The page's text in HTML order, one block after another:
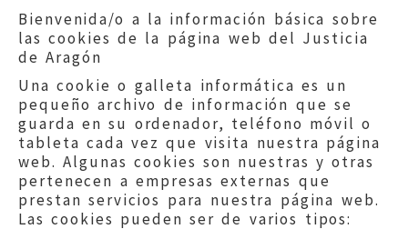
Bienvenida/o a la información básica sobre
las cookies de la página web del Justicia
de Aragón
Una cookie o galleta informática es un
pequeño archivo de información que se
guarda en su ordenador, teléfono móvil o
tableta cada vez que visita nuestra página
web. Algunas cookies son nuestras y otras
pertenecen a empresas externas que
prestan servicios para nuestra página web.
Las cookies pueden ser de varios tipos:
rescate en la montaña. Para su
elaboración se ha seguido la
misma metodología que en
otros informes elaborados
recientemente: solicitud de
información preceptiva a las
administraciones competentes,
pero también a aquellos
colectivos implicados como
federaciones deportivas y
expertos en la materia.